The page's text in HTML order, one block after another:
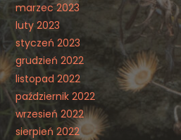
marzec 2023
luty 2023
styczeń 2023
grudzień 2022
listopad 2022
październik 2022
wrzesień 2022
sierpień 2022